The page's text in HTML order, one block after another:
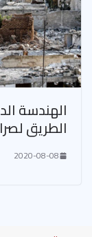
الهندسة
الطريق
2020-08-08